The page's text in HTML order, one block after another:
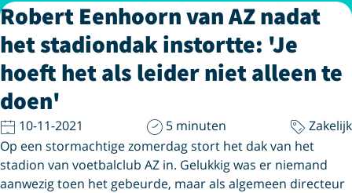
Robert Eenhoorn van AZ nadat
het stadiondak instortte: 'Je
hoeft het als leider niet alleen te
doen'
10-11-2021 5 minuten
Zakelijk
Op een stormachtige zomerdag stort het dak van het
stadion van voetbalclub AZ in. Gelukkig was er niemand
aanwezig toen het gebeurde, maar als algemeen directeur